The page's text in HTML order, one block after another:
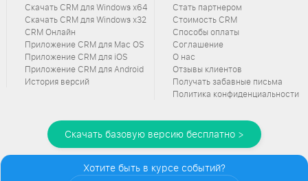
Скачать CRM для Windows х64
Скачать CRM для Windows х32
CRM Онлайн
Приложение CRM для Mac OS
Приложение CRM для iOS
Приложение CRM для Android
История версий
Стать партнером
Стоимость CRM
Способы оплаты
Соглашение
О нас
Отзывы клиентов
Получать забавные письма
Политика конфиденциальности
Скачать базовую версию бесплатно >
Хотите быть в курсе событий?